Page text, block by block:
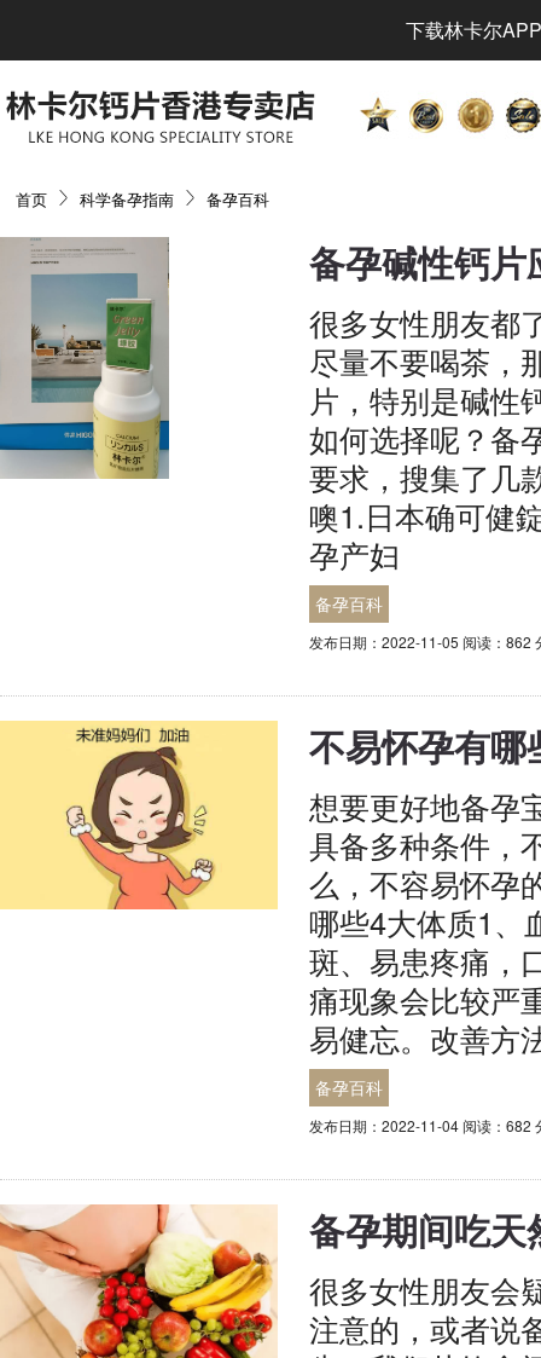
下载林卡尔
首页 科学备孕指南 备孕百科
备孕碱性钙片
很多女性朋友都
尽量不要喝茶，
片，特别是碱性
如何选择呢？备
要求，搜集了几
噢1.日本确可健
孕产妇
备孕百科
发布日期：2022-11-05 阅读：862
不易怀孕有哪
想要更好地备孕
具备多种条件，
么，不容易怀孕
哪些4大体质1、
斑、易患疼痛，
痛现象会比较严
易健忘。改善方
备孕百科
发布日期：2022-11-04 阅读：682
备孕期间吃天
很多女性朋友会
注意的，或者说